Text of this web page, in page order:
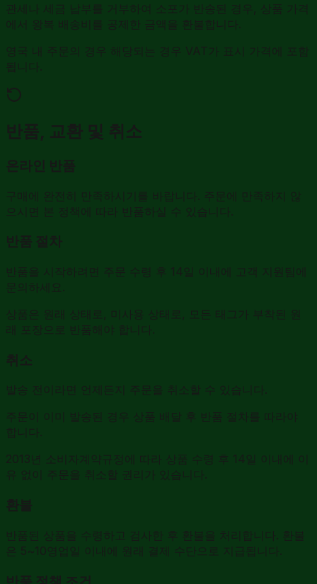
관세나 세금 납부를 거부하여 소포가 반송된 경우, 상품 가격
에서 왕복 배송비를 공제한 금액을 환불합니다.
영국 내 주문의 경우 해당되는 경우 VAT가 표시 가격에 포함
됩니다.
반품, 교환 및 취소
온라인 반품
구매에 완전히 만족하시기를 바랍니다. 주문에 만족하지 않
으시면 본 정책에 따라 반품하실 수 있습니다.
반품 절차
반품을 시작하려면 주문 수령 후 14일 이내에 고객 지원팀에
문의하세요.
상품은 원래 상태로, 미사용 상태로, 모든 태그가 부착된 원
래 포장으로 반품해야 합니다.
취소
발송 전이라면 언제든지 주문을 취소할 수 있습니다.
주문이 이미 발송된 경우 상품 배달 후 반품 절차를 따라야
합니다.
2013년 소비자계약규정에 따라 상품 수령 후 14일 이내에 이
유 없이 주문을 취소할 권리가 있습니다.
환불
반품된 상품을 수령하고 검사한 후 환불을 처리합니다. 환불
은 5~10영업일 이내에 원래 결제 수단으로 지급됩니다.